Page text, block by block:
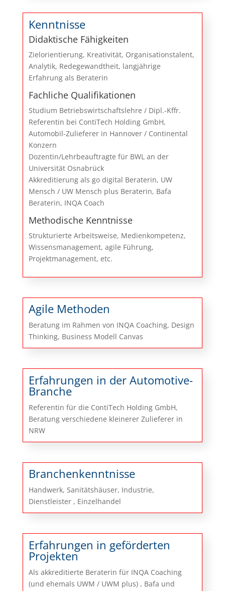
Kenntnisse
Didaktische Fähigkeiten
Zielorientierung, Kreativität, Organisationstalent,
Analytik, Redegewandtheit, langjährige
Erfahrung als Beraterin
Fachliche Qualifikationen
Studium Betriebswirtschaftslehre / Dipl.-Kffr.
Referentin bei ContiTech Holding GmbH,
Automobil-Zulieferer in Hannover / Continental
Konzern
Dozentin/Lehrbeauftragte für BWL an der
Universität Osnabrück
Akkreditierung als go digital Beraterin, UW
Mensch / UW Mensch plus Beraterin, Bafa
Beraterin, INQA Coach
Methodische Kenntnisse
Strukturierte Arbeitsweise, Medienkompetenz,
Wissensmanagement, agile Führung,
Projektmanagement, etc.
Agile Methoden
Beratung im Rahmen von INQA Coaching, Design
Thinking, Business Modell Canvas
Erfahrungen in der Automotive-
Branche
Referentin für die ContiTech Holding GmbH,
Beratung verschiedene kleinerer Zulieferer in
NRW
Branchenkenntnisse
Handwerk, Sanitätshäuser, Industrie,
Dienstleister , Einzelhandel
Erfahrungen in geförderten
Projekten
Als akkreditierte Beraterin für INQA Coaching
(und ehemals UWM / UWM plus) , Bafa und